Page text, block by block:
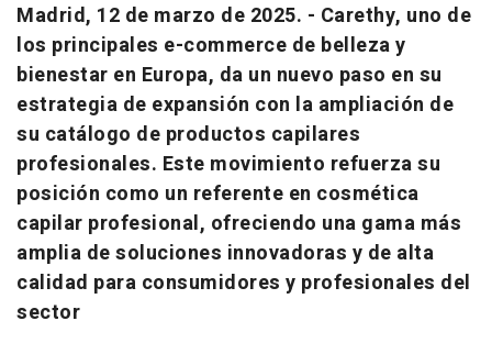
Madrid, 12 de marzo de 2025. - Carethy, uno de
los principales e-commerce de belleza y
bienestar en Europa, da un nuevo paso en su
estrategia de expansión con la ampliación de
su catálogo de productos capilares
profesionales. Este movimiento refuerza su
posición como un referente en cosmética
capilar profesional, ofreciendo una gama más
amplia de soluciones innovadoras y de alta
calidad para consumidores y profesionales del
sector